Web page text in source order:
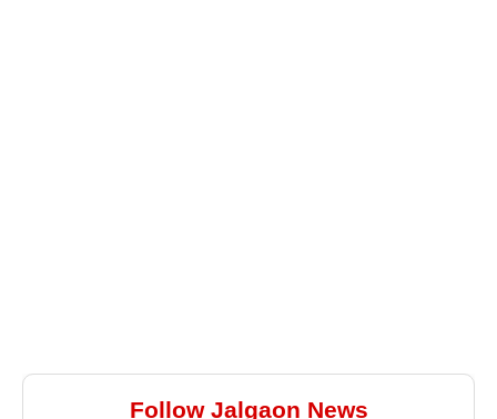
Follow Jalgaon News